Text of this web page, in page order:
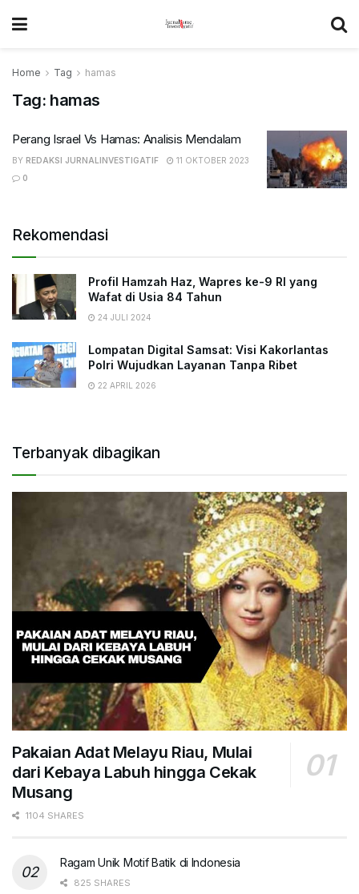
Home Tag hamas
Tag: hamas
Perang Israel Vs Hamas: Analisis Mendalam
BY REDAKSI JURNALINVESTIGATIF
11 OKTOBER 2023
0
Rekomendasi
Profil Hamzah Haz, Wapres ke-9 RI yang
Wafat di Usia 84 Tahun
24 JULI 2024
Lompatan Digital Samsat: Visi Kakorlantas
Polri Wujudkan Layanan Tanpa Ribet
22 APRIL 2026
Terbanyak dibagikan
Pakaian Adat Melayu Riau, Mulai
dari Kebaya Labuh hingga Cekak
Musang
1104 SHARES
Ragam Unik Motif Batik di Indonesia
825 SHARES